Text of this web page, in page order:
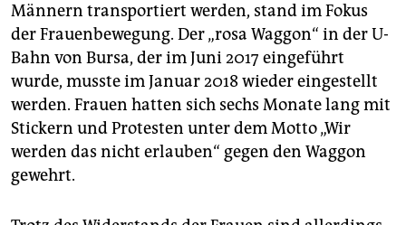
Männern transportiert werden, stand im Fokus
der Frauenbewegung. Der „rosa Waggon“ in der U-
Bahn von Bursa, der im Juni 2017 eingeführt
wurde, musste im Januar 2018 wieder eingestellt
werden. Frauen hatten sich sechs Monate lang mit
Stickern und Protesten unter dem Motto „Wir
werden das nicht erlauben“ gegen den Waggon
gewehrt.